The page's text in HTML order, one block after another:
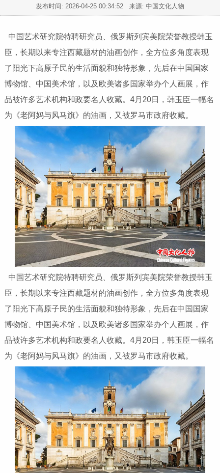
发布时间: 2026-04-25 00:34:52 来源: 中国文化人物
中国艺术研究院特聘研究员、俄罗斯列宾美院荣誉教授韩玉
臣，长期以来专注西藏题材的油画创作，全方位多角度表现
了阳光下高原子民的生活面貌和独特形象，先后在中国国家
博物馆、中国美术馆，以及欧美诸多国家举办个人画展，作
品被许多艺术机构和政要名人收藏。4月20日，韩玉臣一幅名
为《老阿妈与风马旗》的油画，又被罗马市政府收藏。
中国艺术研究院特聘研究员、俄罗斯列宾美院荣誉教授韩玉
臣，长期以来专注西藏题材的油画创作，全方位多角度表现
了阳光下高原子民的生活面貌和独特形象，先后在中国国家
博物馆、中国美术馆，以及欧美诸多国家举办个人画展，作
品被许多艺术机构和政要名人收藏。4月20日，韩玉臣一幅名
为《老阿妈与风马旗》的油画，又被罗马市政府收藏。